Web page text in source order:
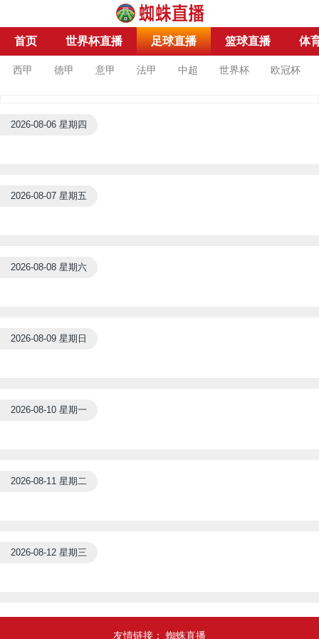
首页 世界杯直播 足球直播 篮球直播 体
西甲 德甲 意甲 法甲 中超 世界杯 欧冠杯
2026-08-06 星期四
2026-08-07 星期五
2026-08-08 星期六
2026-08-09 星期日
2026-08-10 星期一
2026-08-11 星期二
2026-08-12 星期三
友情链接： 蜘蛛直播